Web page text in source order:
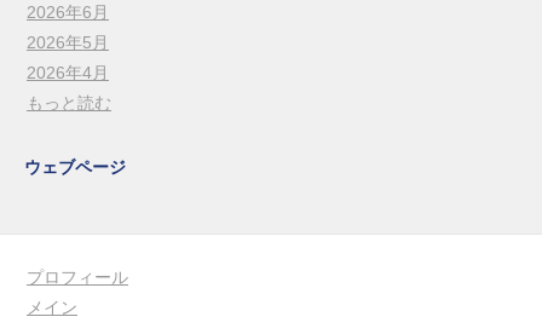
2026年6月
2026年5月
2026年4月
もっと読む
ウェブページ
プロフィール
メイン